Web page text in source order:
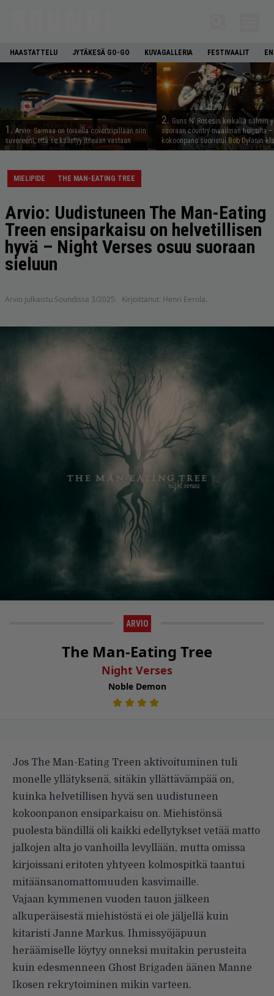
HAASTATTELU JYTÄKESÄ GO-GO KUVAGALLERIA FESTIVAALIT
1. Arvio: Saimaa on toisella covertripillään niin
suvereeni, että se kääntyy itseään vastaan
2. Guns N’ Rosesin keikalla nähtiin
suoraan country-maailman huipulta
kokoonpano suoriutui Bob Dylanin
MIELIPIDE THE MAN-EATING TREE
Arvio: Uudistuneen The Man-Eating
Treen ensiparkaisu on helvetillisen
hyvä – Night Verses osuu suoraan
sieluun
Arvio julkaistu Soundissa 3/2025. Kirjoittanut: Henri Eerola.
ARVIO
The Man-Eating Tree
Night Verses
Noble Demon
Jos The Man-Eating Treen aktivoituminen tuli
monelle yllätyksenä, sitäkin yllättävämpää on,
kuinka helvetillisen hyvä sen uudistuneen
kokoonpanon ensiparkaisu on. Miehistönsä
puolesta bändillä oli kaikki edellytykset vetää matto
jalkojen alta jo vanhoilla levyllään, mutta omissa
kirjoissani eritoten yhtyeen kolmospitkä taantui
mitäänsanomattomuuden kasvimaille.
Vajaan kymmenen vuoden tauon jälkeen
alkuperäisestä miehistöstä ei ole jäljellä kuin
kitaristi Janne Markus. Ihmissyöjäpuun
heräämiselle löytyy onneksi muitakin perusteita
kuin edesmenneen Ghost Brigaden äänen Manne
Ikosen rekrytoiminen mikin varteen.